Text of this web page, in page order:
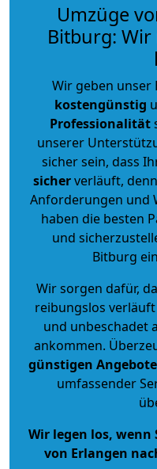
Umzüge
Bitburg:
Wir geben unser
kostengünstig
Professionalität
unserer
sicher sein, dass
sicherverläuft,
Anforderungen und
haben die besten
und
Bitburg
Wir sorgen dafür,
reibungslos
und unbeschadet
ankommen.
günstigen
umfassender
Wir legen los, wenn
von Erlangen